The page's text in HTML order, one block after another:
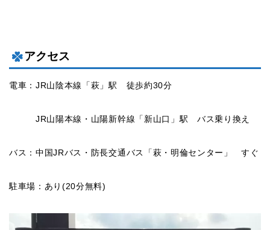
アクセス
電車：JR山陰本線「萩」駅 徒歩約30分
JR山陽本線・山陽新幹線「新山口」駅 バス乗り換え
バス：中国JRバス・防長交通バス「萩・明倫センター」 すぐ
駐車場：あり(20分無料)